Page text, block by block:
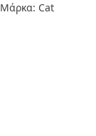
Μάρκα: Cat